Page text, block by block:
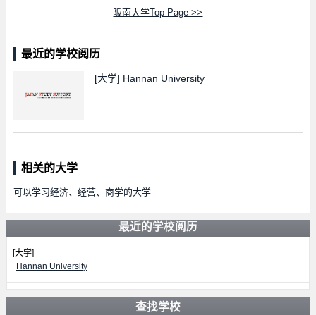
阪南大学Top Page >>
最近的学校阅历
[大学] Hannan University
相关的大学
可以学习经济、经营、商学的大学
最近的学校阅历
[大学]
Hannan University
查找学校